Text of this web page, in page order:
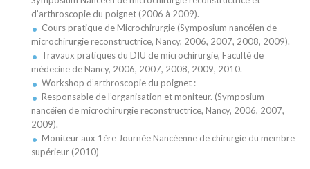
d’arthroscopie du poignet (2006 à 2009).
Cours pratique de Microchirurgie (Symposium nancéien de
microchirurgie reconstructrice, Nancy, 2006, 2007, 2008, 2009).
Travaux pratiques du DIU de microchirurgie, Faculté de
médecine de Nancy, 2006, 2007, 2008, 2009, 2010.
Workshop d’arthroscopie du poignet :
Responsable de l’organisation et moniteur. (Symposium
nancéien de microchirurgie reconstructrice, Nancy, 2006, 2007,
2009).
Moniteur aux 1ère Journée Nancéenne de chirurgie du membre
supérieur (2010)